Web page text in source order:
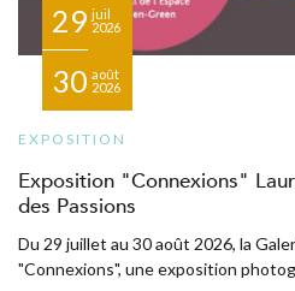
29 juil
2026
30 août
2026
EXPOSITION
Exposition "Connexions"
des Passions
Du 29 juillet au 30 août 2026, la
"Connexions", une exposition